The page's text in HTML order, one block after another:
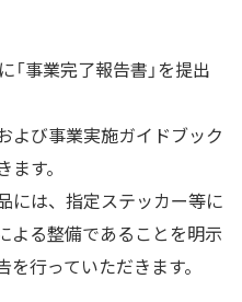
事業完了報告書」を提出
よび事業実施ガイドブック
す。
には、指定ステッカー等に
よる整備であることを明示
行っていただきます。